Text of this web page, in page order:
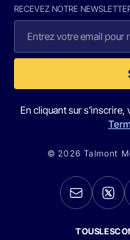
RECEVEZ NOTRE
En cliquant sur s'inscrire,
© 2026 Talmont